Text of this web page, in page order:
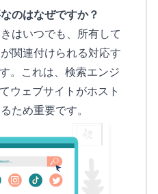
のはなぜですか？
はいつでも、所有して
関連付けられる対応す
。これは、検索エンジ
ウェブサイトがホスト
ため重要です。